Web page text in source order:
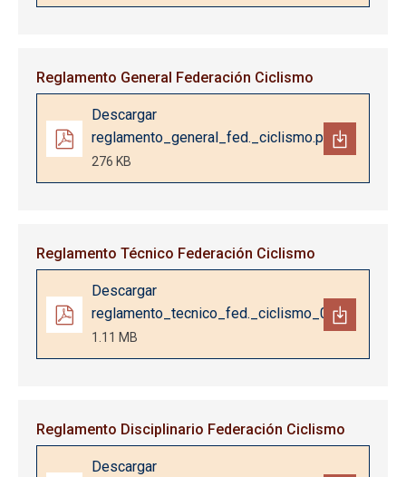
Reglamento General Federación Ciclismo
Documento
Descargar
reglamento_general_fed._ciclismo.pdf
276 KB
Reglamento Técnico Federación Ciclismo
Documento
Descargar
reglamento_tecnico_fed._ciclismo_0.pdf
1.11 MB
Reglamento Disciplinario Federación Ciclismo
Documento
Descargar